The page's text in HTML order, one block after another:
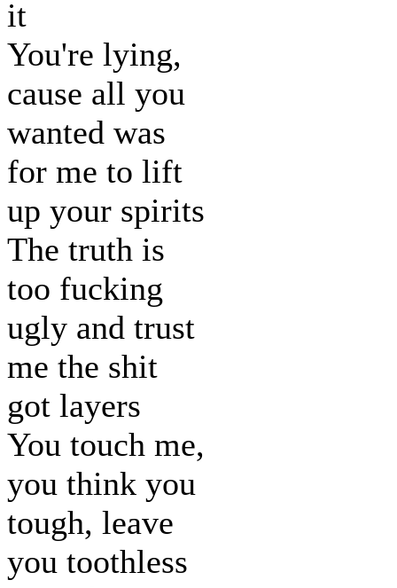
it
You're lying,
cause all you
wanted was
for me to lift
up your spirits
The truth is
too fucking
ugly and trust
me the shit
got layers
You touch me,
you think you
tough, leave
you toothless